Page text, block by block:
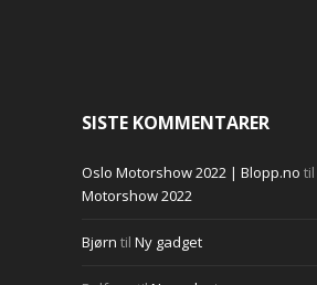
SISTE KOMMENTARER
Oslo Motorshow 2022 | Blopp.no til
Motorshow 2022
Bjørn til Ny gadget